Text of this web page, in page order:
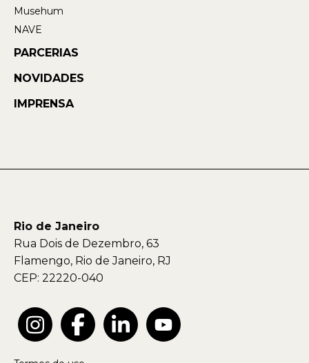
Musehum
NAVE
PARCERIAS
NOVIDADES
IMPRENSA
Rio de Janeiro
Rua Dois de Dezembro, 63
Flamengo, Rio de Janeiro, RJ
CEP: 22220-040